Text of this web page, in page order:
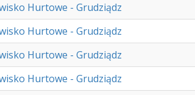
Hurtowe - Grudziądz
Hurtowe - Grudziądz
Hurtowe - Grudziądz
Hurtowe - Grudziądz